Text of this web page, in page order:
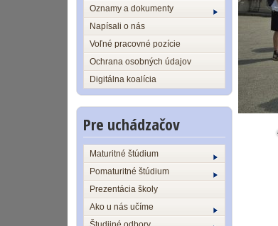
Oznamy a dokumenty
Napísali o nás
Voľné pracovné pozície
Ochrana osobných údajov
Digitálna koalícia
Pre uchádzačov
Maturitné štúdium
Pomaturitné štúdium
Prezentácia školy
Ako u nás učíme